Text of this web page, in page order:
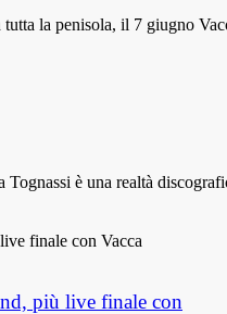
la penisola, il 7 giugno
è una realtà
più live finale con